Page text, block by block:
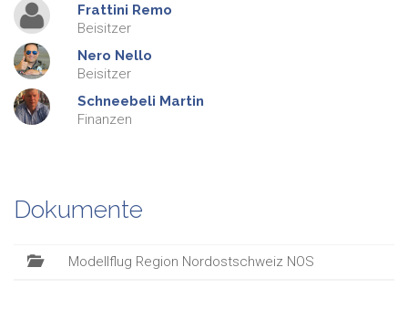
Frattini Remo
Beisitzer
Nero Nello
Beisitzer
Schneebeli Martin
Finanzen
Dokumente
Modellflug Region Nordostschweiz NOS